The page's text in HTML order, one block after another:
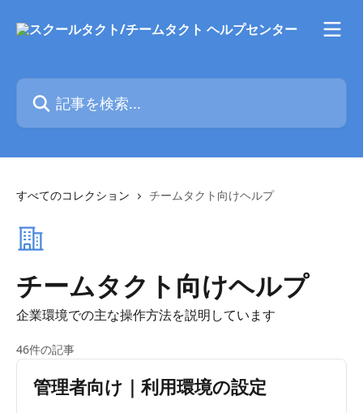
記事を検索...
すべてのコレクション チームタクト向けヘルプ
チームタクト向けヘルプ
企業環境での主な操作方法を説明しています
46件の記事
管理者向け｜利用環境の設定